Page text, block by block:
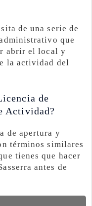
de una serie de
que
abrir el local y
la actividad del
de
Actividad?
de apertura y
términos similares
tienes que hacer
antes de